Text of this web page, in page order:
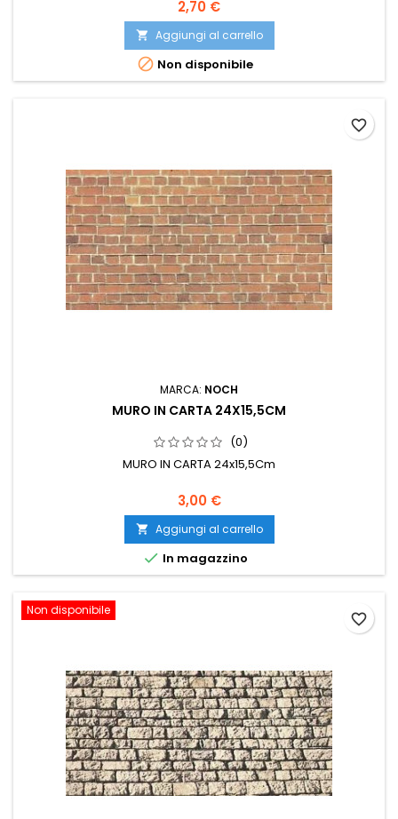
2,70 €
 Aggiungi al carrello
 Non disponibile
MARCA: NOCH
MURO IN CARTA 24X15,5CM
(0)
MURO IN CARTA 24x15,5Cm
3,00 €
 Aggiungi al carrello
 In magazzino
favorite_border
Non disponibile
favorite_border